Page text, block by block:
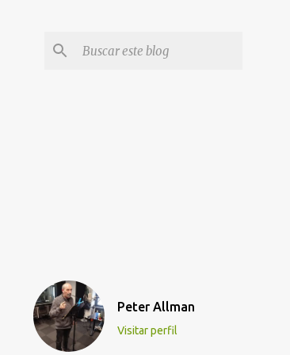
Peter Allman
Visitar perfil